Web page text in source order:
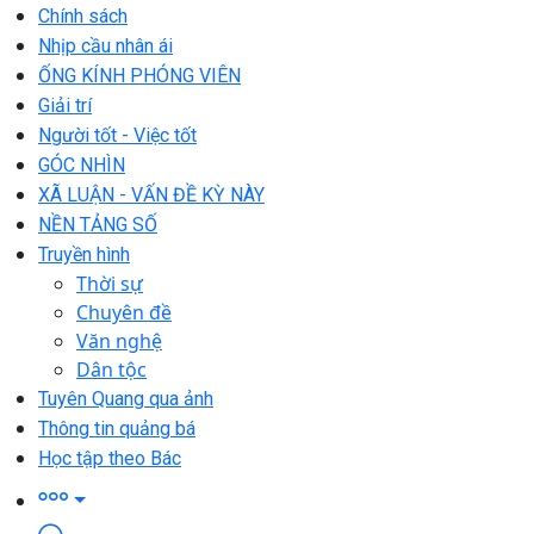
Chính sách
Nhịp cầu nhân ái
ỐNG KÍNH PHÓNG VIÊN
Giải trí
Người tốt - Việc tốt
GÓC NHÌN
XÃ LUẬN - VẤN ĐỀ KỲ NÀY
NỀN TẢNG SỐ
Truyền hình
Thời sự
Chuyên đề
Văn nghệ
Dân tộc
Tuyên Quang qua ảnh
Thông tin quảng bá
Học tập theo Bác